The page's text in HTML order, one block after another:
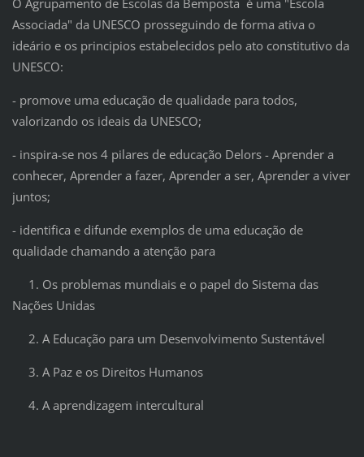
Associada" da UNESCO prosseguindo de forma ativa o
ideário e os principios estabelecidos pelo ato constitutivo da
UNESCO:
- promove uma educação de qualidade para todos,
valorizando os ideais da UNESCO;
- inspira-se nos 4 pilares de educação Delors - Aprender a
conhecer, Aprender a fazer, Aprender a ser, Aprender a viver
juntos;
- identifica e difunde exemplos de uma educação de
qualidade chamando a atenção para
1. Os problemas mundiais e o papel do Sistema das
Nações Unidas
2. A Educação para um Desenvolvimento Sustentável
3. A Paz e os Direitos Humanos
4. A aprendizagem intercultural